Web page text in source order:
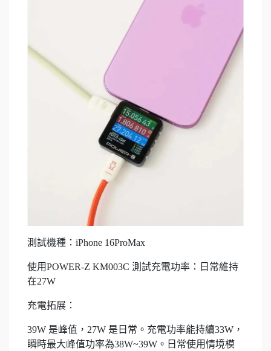
測試機種：iPhone 16ProMax
使用POWER-Z KM003C 測試充電功率：日常維持
在27W
充電拓展：
39W 是峰值，27W 是日常。充電功率能持續33W，
瞬時最大峰值功率為38W~39W。日常使用情境模